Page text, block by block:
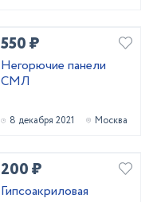
550 ₽
Негорючие панели
СМЛ
8 декабря 2021 Москва
200 ₽
Гипсоакриловая